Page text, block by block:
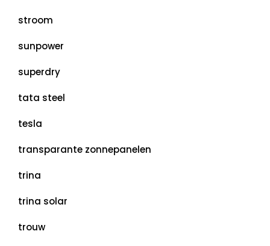
stroom
sunpower
superdry
tata steel
tesla
transparante zonnepanelen
trina
trina solar
trouw